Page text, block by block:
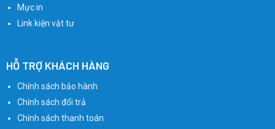
Mực in
Link kiện vật tư
HỖ TRỢ KHÁCH HÀNG
Chính sách bảo hành
Chính sách đổi trả
Chính sách thanh toán